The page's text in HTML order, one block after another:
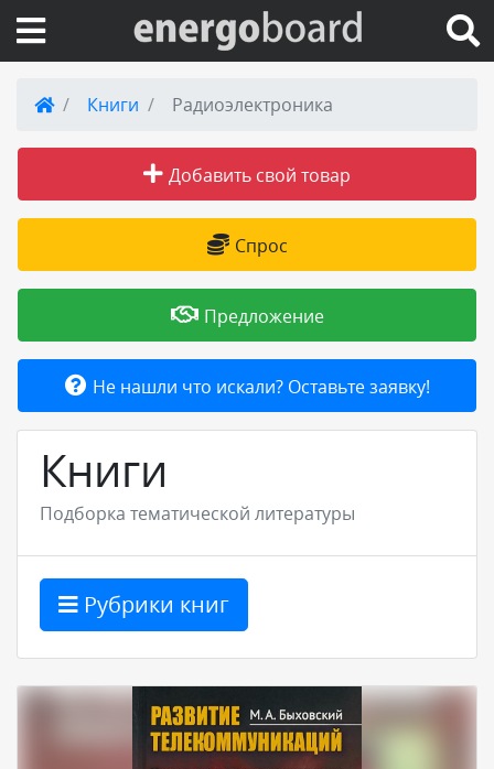
Вход на сайт
Поиск по сайту
Публикации
Справка
Товары и услуги
Добавить товар или услугу
Книги Радиоэлектроника
Добавить свой товар
Спрос
Предложение
Не нашли что искали? Оставьте заявку!
Книги
Подборка тематической литературы
Рубрики книг